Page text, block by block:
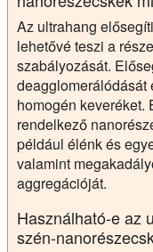
Az ultrahang
lehetővé teszi a
szabályozását.
deagglomerálódását
homogén keveréket.
rendelkező
például élénk és
valamint
aggregációját.
Használható-e az
szén-